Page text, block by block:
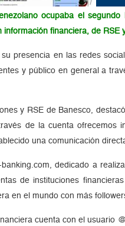
ocupaba el
financiera, de
presencia en las redes
y público en general a
y RSE de Banesco,
de la cuenta
una comunicación
dedicado a
de instituciones
en el mundo con más
cuenta con el